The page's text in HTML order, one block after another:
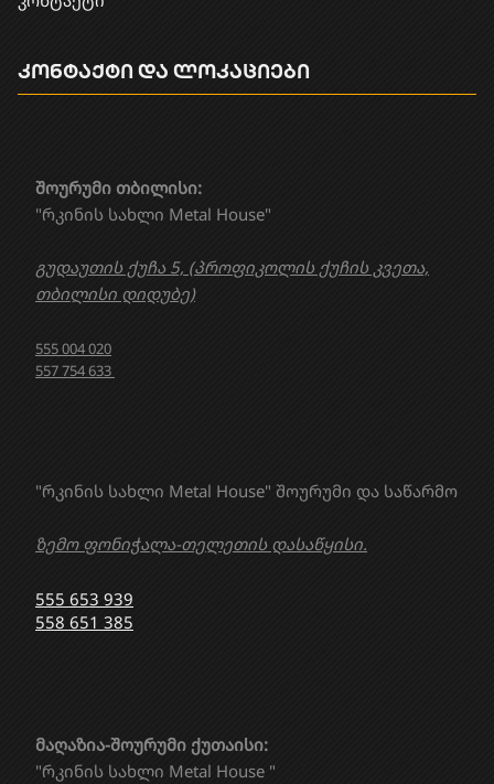
"რკინის სახლი Metal House" შოურუმი და საწარმო
ზემო ფონიჭალა-თელეთის დასაწყისი.
555 653 939
558 651 385
მაღაზია-შოურუმი ქუთაისი:
"რკინის სახლი Metal House "
შოურუმი თბილისი:
"რკინის სახლი Metal House"
გუდაუთის ქუჩა 5, (პროფიკოლის ქუჩის კვეთა,
თბილისი დიდუბე)
555 004 020
557 754 633
კონტაქტი და ლოკაციები